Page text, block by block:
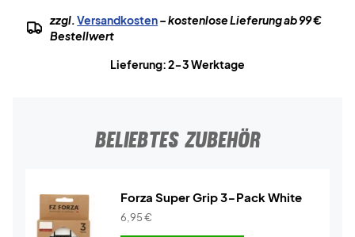
zzgl.Versandkosten– kostenlose Lieferung ab 99 €
Bestellwert
Lieferung: 2-3 Werktage
BELIEBTES ZUBEHÖR
Forza Super Grip 3-Pack White
6,95€